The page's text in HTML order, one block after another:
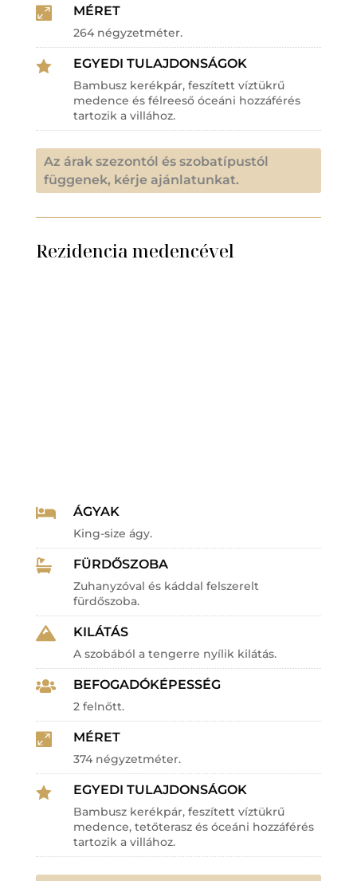
 MÉRET
264 négyzetméter.
 EGYEDI TULAJDONSÁGOK
Bambusz kerékpár, feszített víztükrű
medence és félreeső óceáni hozzáférés
tartozik a villához.
Az árak szezontól és szobatípustól
függenek, kérje ajánlatunkat.
Rezidencia medencével
 ÁGYAK
King-size ágy.
 FÜRDŐSZOBA
Zuhanyzóval és káddal felszerelt
fürdőszoba.
 KILÁTÁS
A szobából a tengerre nyílik kilátás.
 BEFOGADÓKÉPESSÉG
2 felnőtt.
 MÉRET
374 négyzetméter.
 EGYEDI TULAJDONSÁGOK
Bambusz kerékpár, feszített víztükrű
medence, tetőterasz és óceáni hozzáférés
tartozik a villához.